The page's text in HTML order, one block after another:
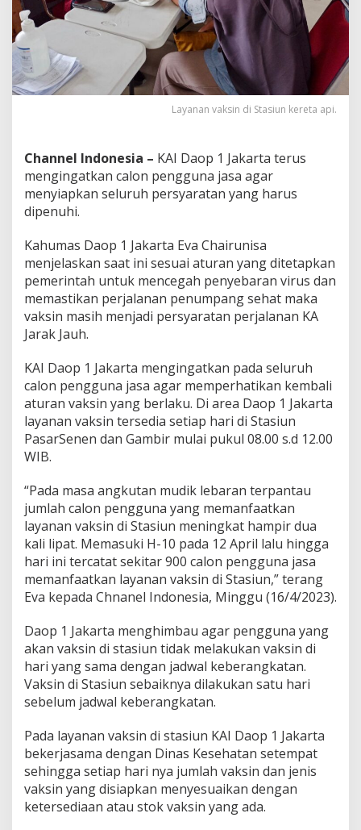
S
a
i
u
n
a
r
S
e
n
D
i
p
a
d
a
C
a
l
o
n
P
u
p
a
n
g
Layanan vaksin di Stasiun kereta api.
Channel Indonesia – KAI Daop 1 Jakarta terus
mengingatkan calon pengguna jasa agar
menyiapkan seluruh persyaratan yang harus
dipenuhi.
Kahumas Daop 1 Jakarta Eva Chairunisa
menjelaskan saat ini sesuai aturan yang ditetapkan
pemerintah untuk mencegah penyebaran virus dan
memastikan perjalanan penumpang sehat maka
vaksin masih menjadi persyaratan perjalanan KA
Jarak Jauh.
KAI Daop 1 Jakarta mengingatkan pada seluruh
calon pengguna jasa agar memperhatikan kembali
aturan vaksin yang berlaku. Di area Daop 1 Jakarta
layanan vaksin tersedia setiap hari di Stasiun
PasarSenen dan Gambir mulai pukul 08.00 s.d 12.00
WIB.
“Pada masa angkutan mudik lebaran terpantau
jumlah calon pengguna yang memanfaatkan
layanan vaksin di Stasiun meningkat hampir dua
kali lipat. Memasuki H-10 pada 12 April lalu hingga
hari ini tercatat sekitar 900 calon pengguna jasa
memanfaatkan layanan vaksin di Stasiun,” terang
Eva kepada Chnanel Indonesia, Minggu (16/4/2023).
Daop 1 Jakarta menghimbau agar pengguna yang
akan vaksin di stasiun tidak melakukan vaksin di
hari yang sama dengan jadwal keberangkatan.
Vaksin di Stasiun sebaiknya dilakukan satu hari
sebelum jadwal keberangkatan.
Pada layanan vaksin di stasiun KAI Daop 1 Jakarta
bekerjasama dengan Dinas Kesehatan setempat
sehingga setiap hari nya jumlah vaksin dan jenis
vaksin yang disiapkan menyesuaikan dengan
ketersediaan atau stok vaksin yang ada.